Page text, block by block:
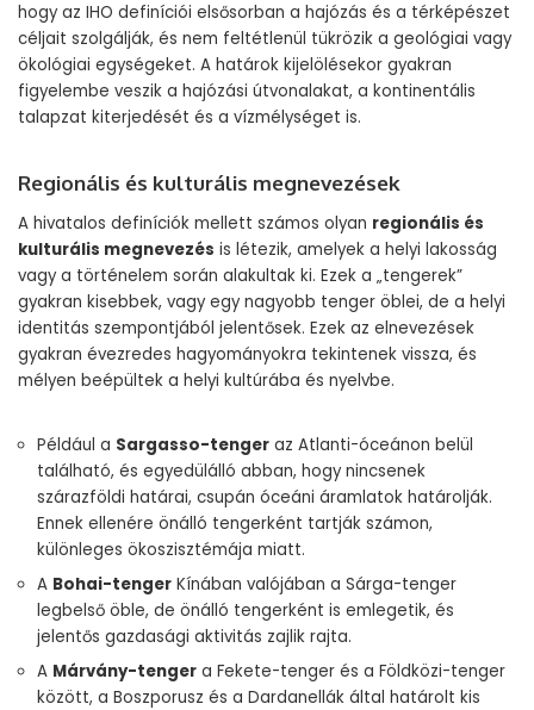
hogy az IHO definíciói elsősorban a hajózás és a térképészet
céljait szolgálják, és nem feltétlenül tükrözik a geológiai vagy
ökológiai egységeket. A határok kijelölésekor gyakran
figyelembe veszik a hajózási útvonalakat, a kontinentális
talapzat kiterjedését és a vízmélységet is.
Regionális és kulturális megnevezések
A hivatalos definíciók mellett számos olyan regionális és
kulturális megnevezés is létezik, amelyek a helyi lakosság
vagy a történelem során alakultak ki. Ezek a „tengerek”
gyakran kisebbek, vagy egy nagyobb tenger öblei, de a helyi
identitás szempontjából jelentősek. Ezek az elnevezések
gyakran évezredes hagyományokra tekintenek vissza, és
mélyen beépültek a helyi kultúrába és nyelvbe.
Például a Sargasso-tenger az Atlanti-óceánon belül
található, és egyedülálló abban, hogy nincsenek
szárazföldi határai, csupán óceáni áramlatok határolják.
Ennek ellenére önálló tengerként tartják számon,
különleges ökoszisztémája miatt.
A Bohai-tenger Kínában valójában a Sárga-tenger
legbelső öble, de önálló tengerként is emlegetik, és
jelentős gazdasági aktivitás zajlik rajta.
A Márvány-tenger a Fekete-tenger és a Földközi-tenger
között, a Boszporusz és a Dardanellák által határolt kis